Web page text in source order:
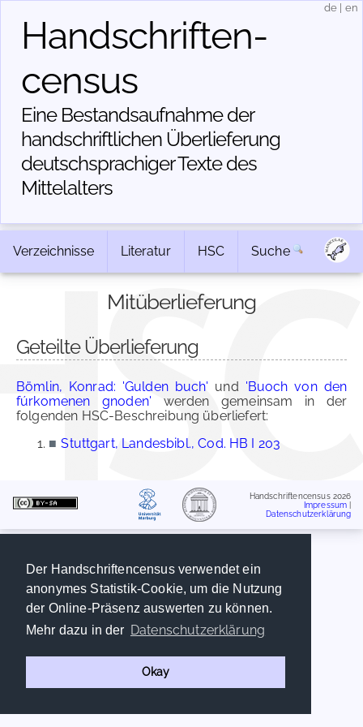
Der Handschriftencensus verwendet ein
anonymes Statistik-Cookie, um die Nutzung
der Online-Präsenz auswerten zu können.
Mehr dazu in der Datenschutzerklärung
Okay
Handschriften­
census
Eine Bestandsaufnahme der
handschriftlichen Über­lieferung
deutschsprachiger Texte des
Mittelalters
de en
Verzeichnisse Literatur HSC Suche
Mitüberlieferung
Geteilte Überlieferung
Bömlin, Konrad: 'Gulden buch' und 'Buoch von den
fúrkomenen gnoden' werden gemeinsam in der
folgenden HSC-Beschreibung überliefert:
■ Stuttgart, Landesbibl., Cod. HB I 203
Handschriftencensus 2026
Impressum
Datenschutzerklärung